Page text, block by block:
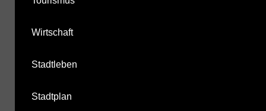
Wirtschaft
Stadtleben
Stadtplan